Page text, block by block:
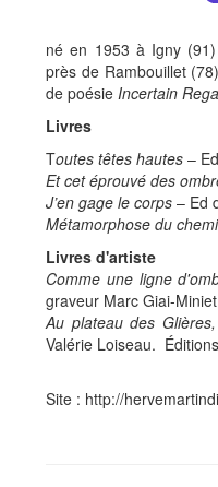
né en 1953 à Igny
près de Rambouillet
de poésie Incertain
Livres
Toutes têtes hautes –
Et cet éprouvé des
J’en gage le corps – Ed
Métamorphose du
Livres d'artiste
Comme une ligne
graveur Marc Giai-
Au plateau des Glières,
Valérie Loiseau.
Site : http://